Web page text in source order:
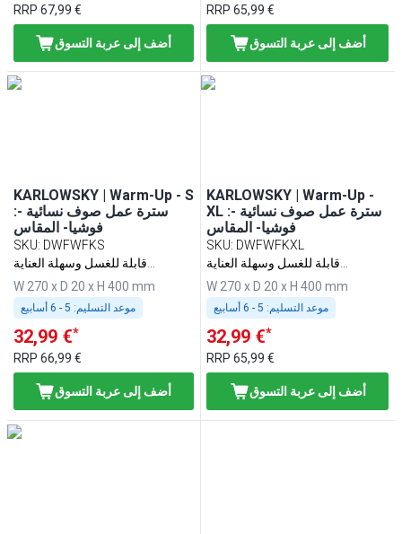
RRP 67,99 €
أضف إلى عربة التسوق
RRP65,99 €
أضف إلى عربة التسوق
KARLOWSKY | Warm-Up - S
:سترة عمل صوف نسائية -
فوشيا- المقاس
SKU: DWFWFKS
قابلة للغسل وسهلة العناية
ومستدامة
W 270 x D 20 x H 400 mm
موعد التسليم:
32,99 €*
RRP 66,99 €
أضف إلى عربة التسوق
KARLOWSKY | Warm-Up -
XL :سترة عمل صوف نسائية -
فوشيا- المقاس
SKU: DWFWFKXL
قابلة للغسل وسهلة العناية
ومستدامة
W 270 x D 20 x H 400 mm
موعد التسليم:
32,99 €*
RRP65,99 €
أضف إلى عربة التسوق